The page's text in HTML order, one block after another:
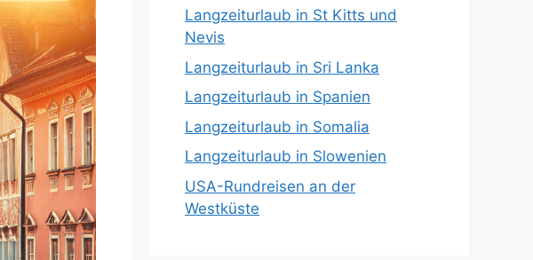
Langzeiturlaub in St Kitts und
Nevis
Langzeiturlaub in Sri Lanka
Langzeiturlaub in Spanien
Langzeiturlaub in Somalia
Langzeiturlaub in Slowenien
USA-Rundreisen an der
Westküste